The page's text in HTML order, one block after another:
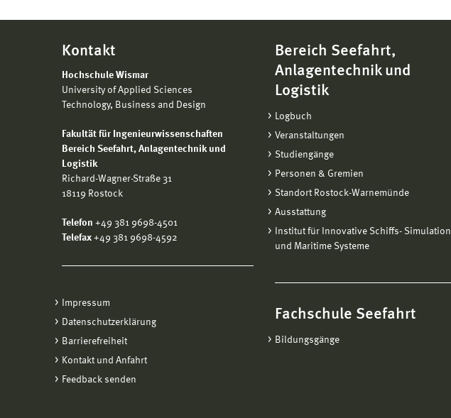
Kontakt
Hochschule Wismar
University of Applied Sciences
Technology, Business and Design
Fakultät für Ingenieurwissenschaften
Bereich Seefahrt, Anlagentechnik und
Logistik
Richard-Wagner-Straße 31
18119 Rostock
Telefon +49 381 9698-4501
Telefax +49 381 9698-4592
Impressum
Datenschutzerklärung
Barrierefreiheit
Kontakt und Anfahrt
Feedback senden
Bereich Seefahrt,
Anlagentechnik und
Logistik
Logbuch
Veranstaltungen
Studiengänge
Personen & Gremien
Standort Rostock-Warnemünde
Ausstattung
Institut für Innovative Schiffs- Simulation
und Maritime Systeme
Fachschule Seefahrt
Bildungsgänge